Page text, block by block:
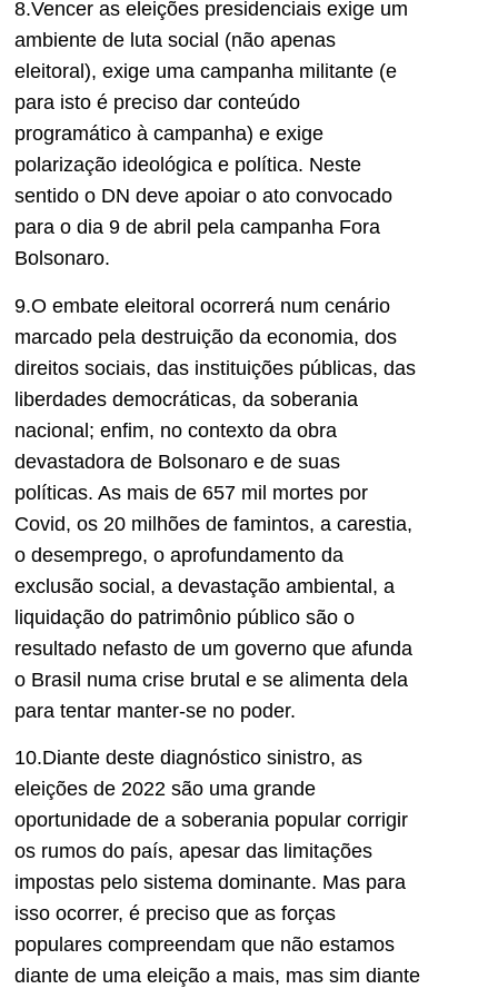
8.Vencer as eleições presidenciais exige um
ambiente de luta social (não apenas
eleitoral), exige uma campanha militante (e
para isto é preciso dar conteúdo
programático à campanha) e exige
polarização ideológica e política. Neste
sentido o DN deve apoiar o ato convocado
para o dia 9 de abril pela campanha Fora
Bolsonaro.
9.O embate eleitoral ocorrerá num cenário
marcado pela destruição da economia, dos
direitos sociais, das instituições públicas, das
liberdades democráticas, da soberania
nacional; enfim, no contexto da obra
devastadora de Bolsonaro e de suas
políticas. As mais de 657 mil mortes por
Covid, os 20 milhões de famintos, a carestia,
o desemprego, o aprofundamento da
exclusão social, a devastação ambiental, a
liquidação do patrimônio público são o
resultado nefasto de um governo que afunda
o Brasil numa crise brutal e se alimenta dela
para tentar manter-se no poder.
10.Diante deste diagnóstico sinistro, as
eleições de 2022 são uma grande
oportunidade de a soberania popular corrigir
os rumos do país, apesar das limitações
impostas pelo sistema dominante. Mas para
isso ocorrer, é preciso que as forças
populares compreendam que não estamos
diante de uma eleição a mais, mas sim diante